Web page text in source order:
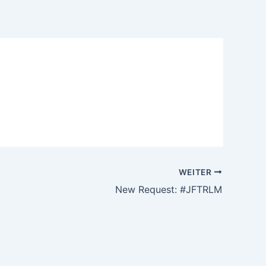
WEITER
New Request: #JFTRLM